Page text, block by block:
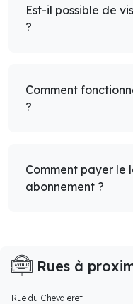
Est-il possible de
?
Comment
?
Comment payer le
abonnement ?
Rues à
Rue du Chevaleret